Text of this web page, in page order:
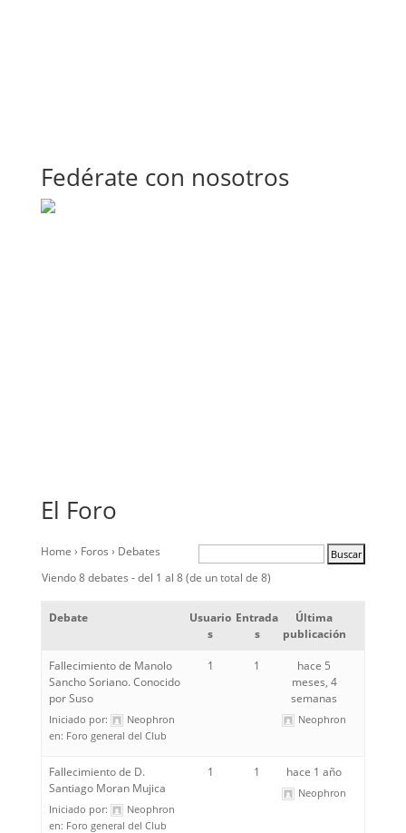
Fedérate con nosotros
El Foro
Home › Foros › Debates
Viendo 8 debates - del 1 al 8 (de un total de 8)
Debate
Usuario
s
Entrada
s
Última
publicación
Fallecimiento de Manolo
Sancho Soriano. Conocido
por Suso
Iniciado por:
Neophron
en: Foro general del Club
1 1
hace 5
meses, 4
semanas
Neophron
Fallecimiento de D.
Santiago Moran Mujica
Iniciado por:
Neophron
en: Foro general del Club
1 1 hace 1 año
Neophron